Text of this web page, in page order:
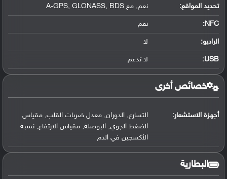
تحديد المواقع: نعم, مع A-GPS, GLONASS, BDS
NFC
: نعم
الراديو: لا
USB
: لا تدعم
خصائص أخرى
أجهزة الاستشعار:
التسارع, الدوران, معدل ضربات القلب, مقياس
الضغط الجوي, البوصلة, مقياس الارتفاع, نسبة
الأكسجين في الدم
البطارية